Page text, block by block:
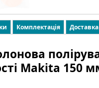
Комплектація
Makita 150